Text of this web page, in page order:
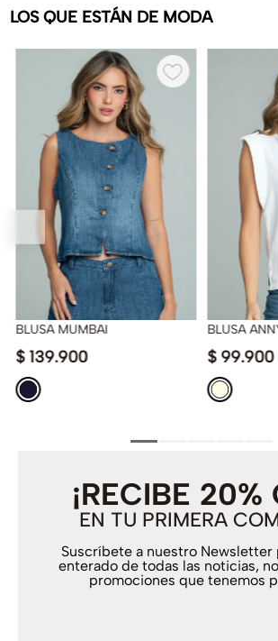
LOS QUE ESTÁN DE MODA
BLUSA MUMBAI
$ 139.900
BLUSA
$ 99.900
¡RECIBE 20%
EN TU PRIMERA
Suscríbete a nuestro Newsletter
enterado de todas las noticias,
promociones que tenemos